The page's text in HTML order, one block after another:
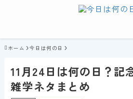
ホーム 今日は何の日
11月24日は何の日？記
雑学ネタまとめ